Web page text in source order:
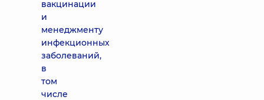
вакцинации
и
менеджменту
инфекционных
заболеваний,
в
том
числе